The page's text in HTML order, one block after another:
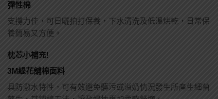
彈性棉
支撐力佳，可日曬拍打保養，下水清洗及低溫烘乾，日常保
養簡易又方便。
枕芯小補充!
3M緹花舖棉面料
具防潑水特性，可有效避免髒污或溢奶情況發生所產生細菌